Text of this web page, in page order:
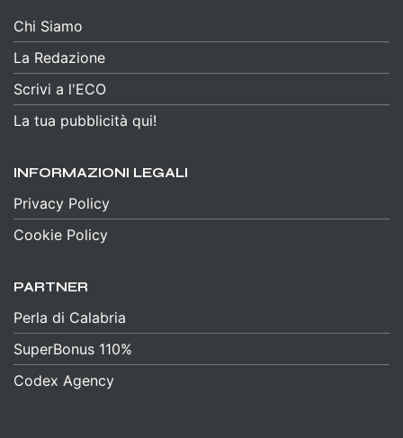
Chi Siamo
La Redazione
Scrivi a l'ECO
La tua pubblicità qui!
INFORMAZIONI LEGALI
Privacy Policy
Cookie Policy
PARTNER
Perla di Calabria
SuperBonus 110%
Codex Agency